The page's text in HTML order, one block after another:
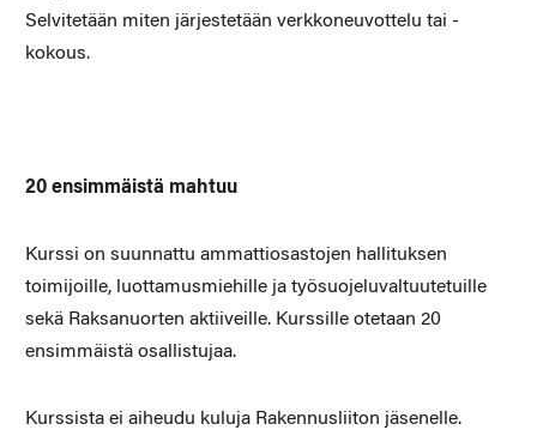
Selvitetään miten järjestetään verkkoneuvottelu tai -
kokous.
20 ensimmäistä mahtuu
Kurssi on suunnattu ammattiosastojen hallituksen
toimijoille, luottamusmiehille ja työsuojeluvaltuutetuille
sekä Raksanuorten aktiiveille. Kurssille otetaan 20
ensimmäistä osallistujaa.
Kurssista ei aiheudu kuluja Rakennusliiton jäsenelle.